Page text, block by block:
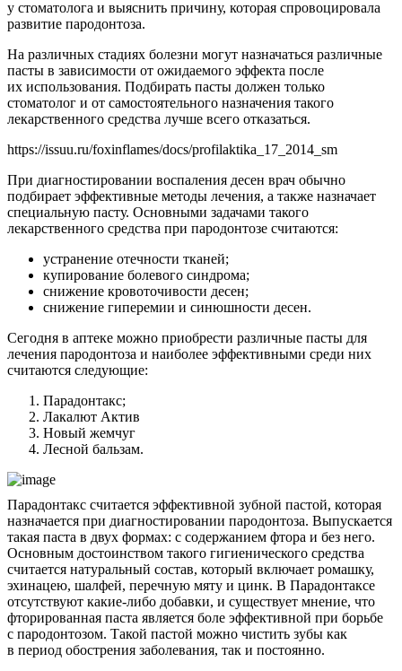
у стоматолога и выяснить причину, которая спровоцировала
развитие пародонтоза.
На различных стадиях болезни могут назначаться различные
пасты в зависимости от ожидаемого эффекта после
их использования. Подбирать пасты должен только
стоматолог и от самостоятельного назначения такого
лекарственного средства лучше всего отказаться.
https://issuu.ru/foxinflames/docs/profilaktika_17_2014_sm
При диагностировании воспаления десен врач обычно
подбирает эффективные методы лечения, а также назначает
специальную пасту. Основными задачами такого
лекарственного средства при пародонтозе считаются:
устранение отечности тканей;
купирование болевого синдрома;
снижение кровоточивости десен;
снижение гиперемии и синюшности десен.
Сегодня в аптеке можно приобрести различные пасты для
лечения пародонтоза и наиболее эффективными среди них
считаются следующие:
Парадонтакс;
Лакалют Актив
Новый жемчуг
Лесной бальзам.
Парадонтакс считается эффективной зубной пастой, которая
назначается при диагностировании пародонтоза. Выпускается
такая паста в двух формах: с содержанием фтора и без него.
Основным достоинством такого гигиенического средства
считается натуральный состав, который включает ромашку,
эхинацею, шалфей, перечную мяту и цинк. В Парадонтаксе
отсутствуют какие-либо добавки, и существует мнение, что
фторированная паста является боле эффективной при борьбе
с пародонтозом. Такой пастой можно чистить зубы как
в период обострения заболевания, так и постоянно.